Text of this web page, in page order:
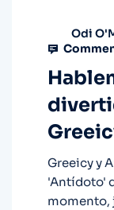
Odi
Greeicy y
'Antídoto'
momento,